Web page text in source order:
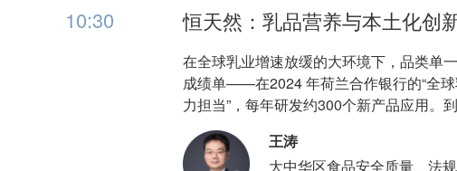
10:30 恒天然：乳品营养与本土化创
在全球乳业增速放缓的大环境下，品类单
成绩单——在2024 年荷兰合作银行的“全
力担当”，每年研发约300个新产品应用。
王涛
大中华区食品安全质量、法